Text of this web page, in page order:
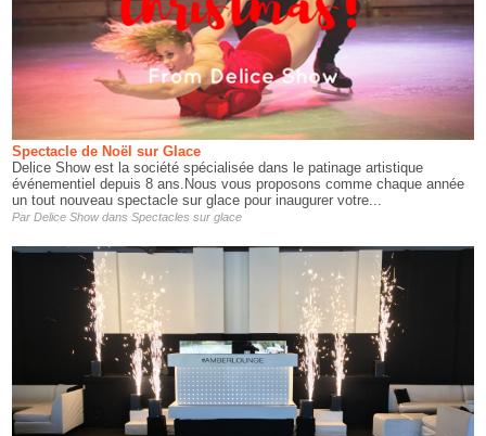
Spectacle de Noël sur Glace
Delice Show est la société spécialisée dans le patinage artistique
événementiel depuis 8 ans.Nous vous proposons comme chaque année
un tout nouveau spectacle sur glace pour inaugurer votre...
Par Delice Showdans Spectacles sur glace